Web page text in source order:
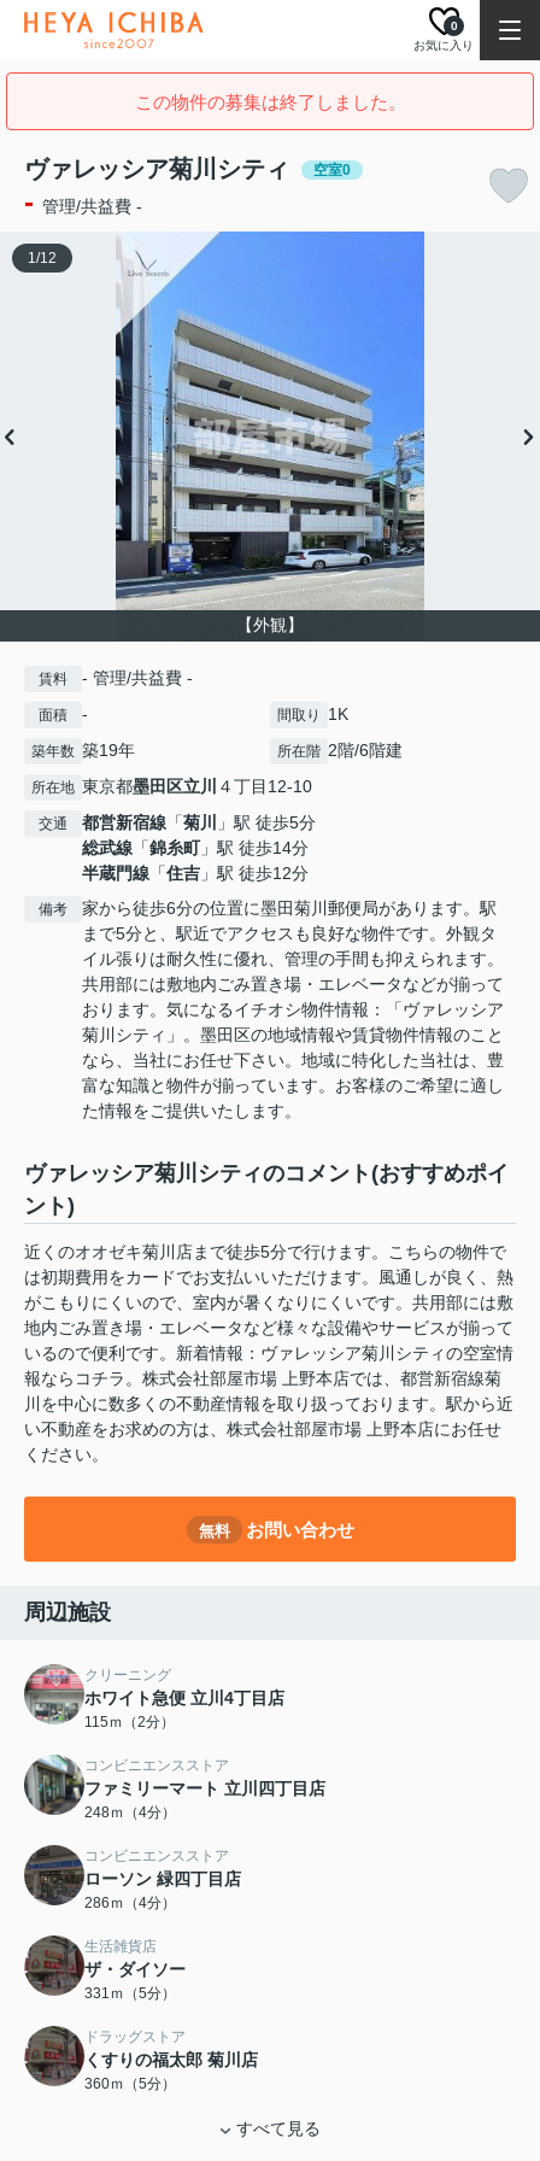
お気に入り
0
この物件の募集は終了しました。
ヴァレッシア菊川シティ 空室0
- 管理/共益費 -
【外観】
1/12
賃料 - 管理/共益費 -
面積 - 間取り 1K
築年数 築19年 所在階 2階/6階建
所在地 東京都墨田区立川 ４丁目12-10
交通 都営新宿線 「菊川
」駅 徒歩5分
総武線 「錦糸町」駅 徒歩14分
半蔵門線 「住吉 」駅 徒歩12分
備考
家から徒歩6分の位置に墨田菊川郵便局があります。駅
まで5分と、駅近でアクセスも良好な物件です。外観タ
イル張りは耐久性に優れ、管理の手間も抑えられます。
共用部には敷地内ごみ置き場・エレベータなどが揃って
おります。気になるイチオシ物件情報：「ヴァレッシア
菊川シティ」。墨田区の地域情報や賃貸物件情報のこと
なら、当社にお任せ下さい。地域に特化した当社は、豊
富な知識と物件が揃っています。お客様のご希望に適し
た情報をご提供いたします。
ヴァレッシア菊川シティのコメント(おすすめポイ
ント)
近くのオオゼキ菊川店まで徒歩5分で行けます。こちらの物件で
は初期費用をカードでお支払いいただけます。風通しが良く、熱
がこもりにくいので、室内が暑くなりにくいです。共用部には敷
地内ごみ置き場・エレベータなど様々な設備やサービスが揃って
いるので便利です。新着情報：ヴァレッシア菊川シティの空室情
報ならコチラ。株式会社部屋市場 上野本店では、都営新宿線菊
川を中心に数多くの不動産情報を取り扱っております。駅から近
い不動産をお求めの方は、株式会社部屋市場 上野本店にお任せ
ください。
無料 お問い合わせ
周辺施設
クリーニング
ホワイト急便 立川4丁目店
115ｍ（2分）
コンビニエンスストア
ファミリーマート 立川四丁目店
248ｍ（4分）
コンビニエンスストア
ローソン 緑四丁目店
286ｍ（4分）
生活雑貨店
ザ・ダイソー
331ｍ（5分）
ドラッグストア
くすりの福太郎 菊川店
360ｍ（5分）
すべて見る